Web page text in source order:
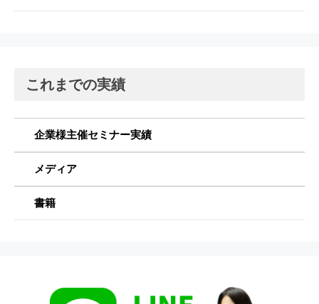
これまでの実績
企業様主催セミナー実績
メディア
書籍